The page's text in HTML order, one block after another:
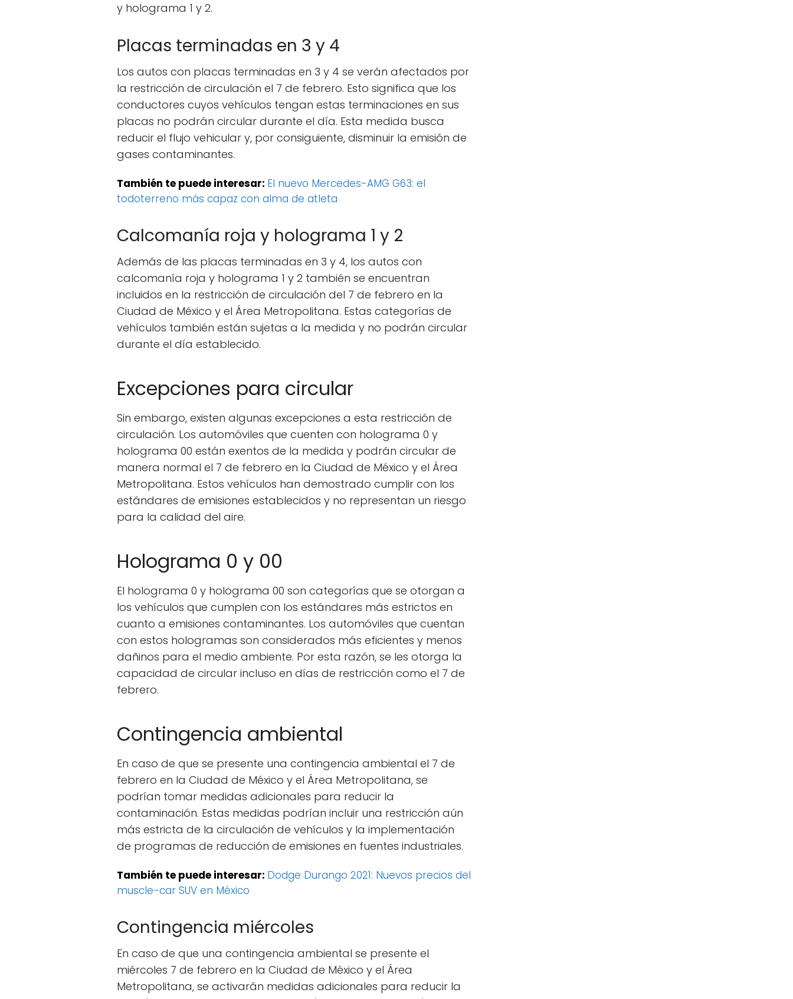
y holograma 1 y 2.
Placas terminadas en 3 y 4
Los autos con placas terminadas en 3 y 4 se verán afectados por
la restricción de circulación el 7 de febrero. Esto significa que los
conductores cuyos vehículos tengan estas terminaciones en sus
placas no podrán circular durante el día. Esta medida busca
reducir el flujo vehicular y, por consiguiente, disminuir la emisión de
gases contaminantes.
También te puede interesar: El nuevo Mercedes-AMG G63: el
todoterreno más capaz con alma de atleta
Calcomanía roja y holograma 1 y 2
Además de las placas terminadas en 3 y 4, los autos con
calcomanía roja y holograma 1 y 2 también se encuentran
incluidos en la restricción de circulación del 7 de febrero en la
Ciudad de México y el Área Metropolitana. Estas categorías de
vehículos también están sujetas a la medida y no podrán circular
durante el día establecido.
Excepciones para circular
Sin embargo, existen algunas excepciones a esta restricción de
circulación. Los automóviles que cuenten con holograma 0 y
holograma 00 están exentos de la medida y podrán circular de
manera normal el 7 de febrero en la Ciudad de México y el Área
Metropolitana. Estos vehículos han demostrado cumplir con los
estándares de emisiones establecidos y no representan un riesgo
para la calidad del aire.
Holograma 0 y 00
El holograma 0 y holograma 00 son categorías que se otorgan a
los vehículos que cumplen con los estándares más estrictos en
cuanto a emisiones contaminantes. Los automóviles que cuentan
con estos hologramas son considerados más eficientes y menos
dañinos para el medio ambiente. Por esta razón, se les otorga la
capacidad de circular incluso en días de restricción como el 7 de
febrero.
Contingencia ambiental
En caso de que se presente una contingencia ambiental el 7 de
febrero en la Ciudad de México y el Área Metropolitana, se
podrían tomar medidas adicionales para reducir la
contaminación. Estas medidas podrían incluir una restricción aún
más estricta de la circulación de vehículos y la implementación
de programas de reducción de emisiones en fuentes industriales.
También te puede interesar: Dodge Durango 2021: Nuevos precios del
muscle-car SUV en México
Contingencia miércoles
En caso de que una contingencia ambiental se presente el
miércoles 7 de febrero en la Ciudad de México y el Área
Metropolitana, se activarán medidas adicionales para reducir la